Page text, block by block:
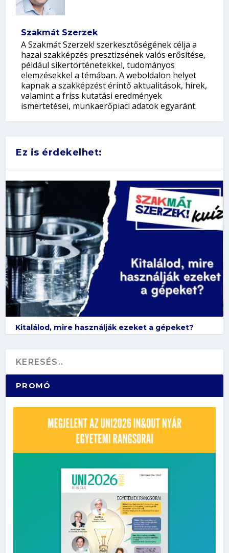
Szakmát Szerzek
A Szakmát Szerzek! szerkesztőségének célja a
hazai szakképzés presztizsének valós erősítése,
például sikertörténetekkel, tudományos
elemzésekkel a témában. A weboldalon helyet
kapnak a szakképzést érintő aktualitások, hírek,
valamint a friss kutatási eredmények
ismertetései, munkaerőpiaci adatok egyaránt.
Ez is érdekelhet:
Kitalálod, mire használják ezeket a gépeket?
PROMÓ